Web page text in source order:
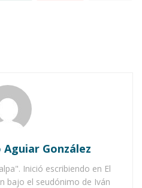
el alcance desde un
político y
a tener en los distintos
Aguiar González
Inició escribiendo en El
bajo el seudónimo de Iván